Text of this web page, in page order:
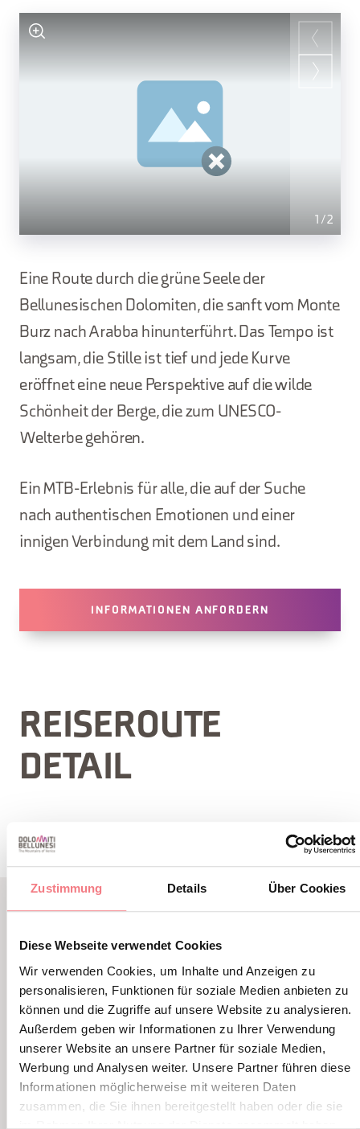
Zustimmung Details Über Cookies
Diese Webseite verwendet Cookies
Wir verwenden Cookies, um Inhalte und Anzeigen zu
personalisieren, Funktionen für soziale Medien anbieten zu
können und die Zugriffe auf unsere Website zu analysieren.
Außerdem geben wir Informationen zu Ihrer Verwendung
unserer Website an unsere Partner für soziale Medien,
Werbung und Analysen weiter. Unsere Partner führen diese
Informationen möglicherweise mit weiteren Daten
zusammen, die Sie ihnen bereitgestellt haben oder die sie
1 /2
Eine Route durch die grüne Seele der
Bellunesischen Dolomiten, die sanft vom Monte
Burz nach Arabba hinunterführt. Das Tempo ist
langsam, die Stille ist tief und jede Kurve
eröffnet eine neue Perspektive auf die wilde
Schönheit der Berge, die zum UNESCO-
Welterbe gehören.
Ein MTB-Erlebnis für alle, die auf der Suche
nach authentischen Emotionen und einer
innigen Verbindung mit dem Land sind.
INFORMATIONEN ANFORDERN
REISEROUTE
DETAIL
SIE KÖNNEN AUCH
MÖGEN